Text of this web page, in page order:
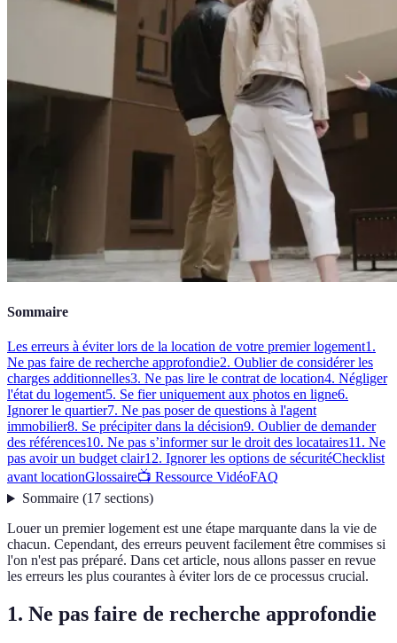
Sommaire
Les erreurs à éviter lors de la location de votre premier logement1.
Ne pas faire de recherche approfondie2. Oublier de considérer les
charges additionnelles3. Ne pas lire le contrat de location4. Négliger
l'état du logement5. Se fier uniquement aux photos en ligne6.
Ignorer le quartier7. Ne pas poser de questions à l'agent
immobilier8. Se précipiter dans la décision9. Oublier de demander
des références10. Ne pas s’informer sur le droit des locataires11. Ne
pas avoir un budget clair12. Ignorer les options de sécuritéChecklist
avant locationGlossaire📺 Ressource VidéoFAQ
Sommaire(17 sections)
Louer un premier logement est une étape marquante dans la vie de
chacun. Cependant, des erreurs peuvent facilement être commises si
l'on n'est pas préparé. Dans cet article, nous allons passer en revue
les erreurs les plus courantes à éviter lors de ce processus crucial.
1. Ne pas faire de recherche approfondie